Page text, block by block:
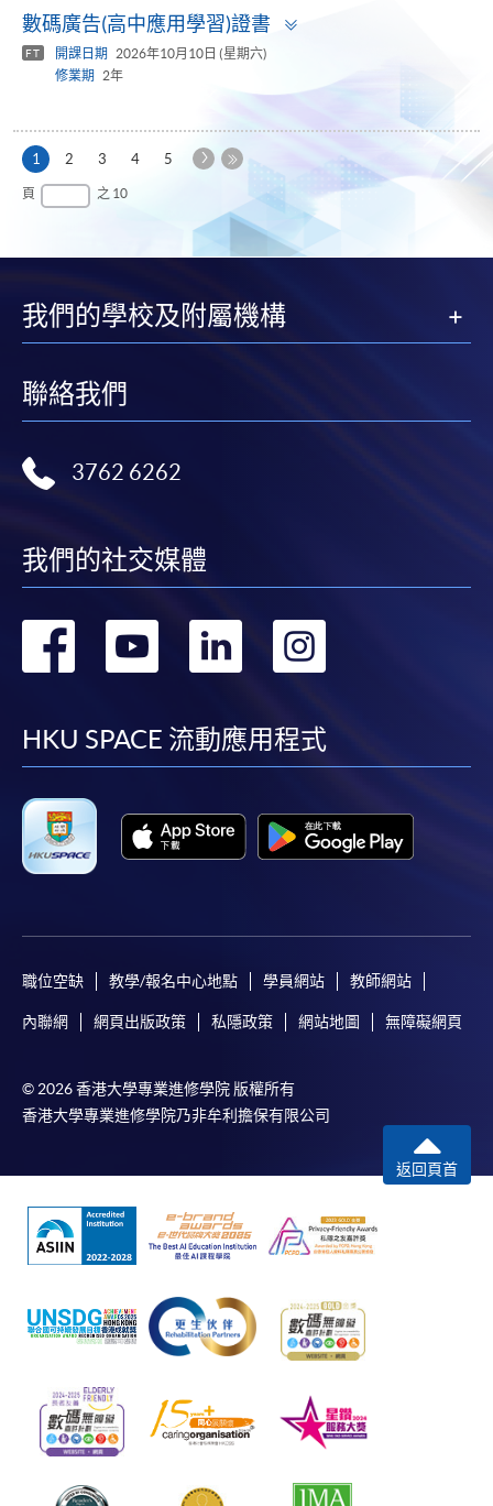
數碼廣告(高中應用學習)證書
FT 開課日期
2026年10月10日 (星期六)
修業期
2年
1 本
頁
2 3 4 5
下
後
頁 之 10
我們的學校及附屬機構
聯絡我們
3762 6262
我們的社交媒體
轉
facebook
轉
youtube
轉
linkedin
HKU SPACE 流動應用程式
職位空缺 教學/報名中心地點 學員網站 教師網站
內聯網 網頁出版政策 私隱政策 網站地圖 無障礙網頁
© 2026 香港大學專業進修學院 版權所有
香港大學專業進修學院乃非牟利擔保有限公司
返回頁首